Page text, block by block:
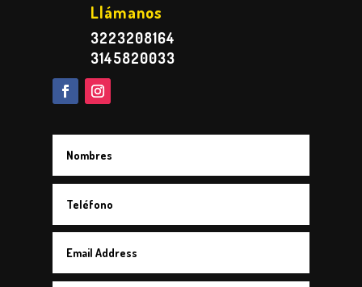
Llámanos
3223208164
3145820033